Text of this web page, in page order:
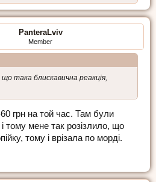
PanteraLviv
Member
така блискавична реакція,
грн на той час. Там були
і тому мене так розізлило, що
тому і врізала по морді.